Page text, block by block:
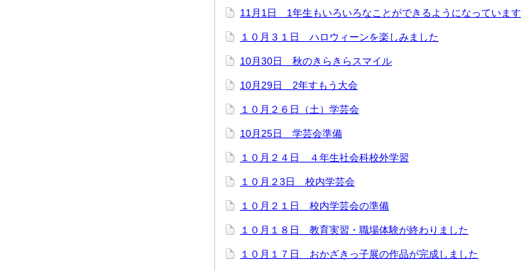
11月1日 1年生もいろいろなことができるようになっています
１０月３１日 ハロウィーンを楽しみました
10月30日 秋のきらきらスマイル
10月29日 2年すもう大会
１０月２６日（土）学芸会
10月25日 学芸会準備
１０月２４日 ４年生社会科校外学習
１０月２3日 校内学芸会
１０月２１日 校内学芸会の準備
１０月１８日 教育実習・職場体験が終わりました
１０月１７日 おかざきっ子展の作品が完成しました